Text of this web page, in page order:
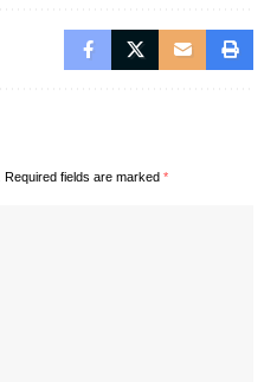
Required fields are marked *